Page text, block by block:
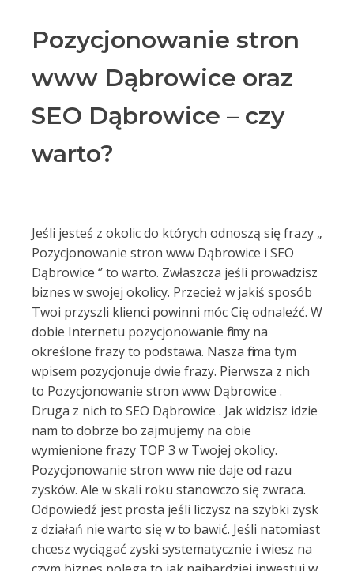
Pozycjonowanie stron
www Dąbrowice oraz
SEO Dąbrowice – czy
warto?
Jeśli jesteś z okolic do których odnoszą się frazy „
Pozycjonowanie stron www Dąbrowice i SEO
Dąbrowice ‘’ to warto. Zwłaszcza jeśli prowadzisz
biznes w swojej okolicy. Przecież w jakiś sposób
Twoi przyszli klienci powinni móc Cię odnaleźć. W
dobie Internetu pozycjonowanie firmy na
określone frazy to podstawa. Nasza firma tym
wpisem pozycjonuje dwie frazy. Pierwsza z nich
to Pozycjonowanie stron www Dąbrowice .
Druga z nich to SEO Dąbrowice . Jak widzisz idzie
nam to dobrze bo zajmujemy na obie
wymienione frazy TOP 3 w Twojej okolicy.
Pozycjonowanie stron www nie daje od razu
zysków. Ale w skali roku stanowczo się zwraca.
Odpowiedź jest prosta jeśli liczysz na szybki zysk
z działań nie warto się w to bawić. Jeśli natomiast
chcesz wyciągać zyski systematycznie i wiesz na